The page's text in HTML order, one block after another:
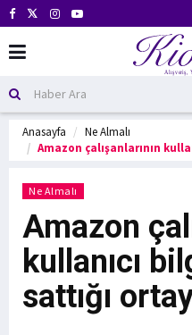
Anasayfa
Ne Almalı
Amazon çalışanlarının
Ne Almalı
Amazon
kullanıcı
sattığı